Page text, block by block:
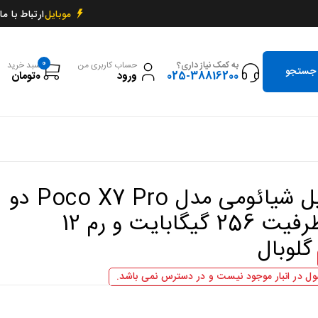
موبایلارتباط با ما
به کمک نیاز داری؟
025-38816200
حساب کاربری من
ورود
0سبد خرید
0تومان
گوشی موبایل شیائومی مدل Poco X7 Pro دو
سیم کارت ظرفیت 256 گیگابایت و رم 12
در انبار موجود نیست و در دسترس نمی باشد.